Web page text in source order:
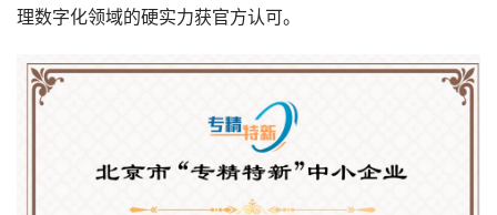
理数字化领域的硬实力获官方认可。